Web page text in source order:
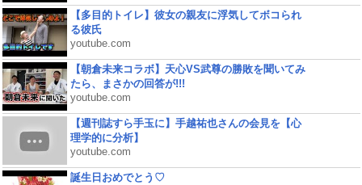
【多目的トイレ】彼女の親友に浮気してボコられ
る彼氏
youtube.com
【朝倉未来コラボ】天心VS武尊の勝敗を聞いてみ
たら、まさかの回答が!!!
youtube.com
【週刊誌すら手玉に】手越祐也さんの会見を【心
理学的に分析】
youtube.com
誕生日おめでとう♡